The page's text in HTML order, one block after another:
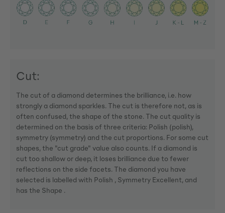
Cut:
The cut of a diamond determines the brilliance, i.e. how
strongly a diamond sparkles. The cut is therefore not, as is
often confused, the shape of the stone. The cut quality is
determined on the basis of three criteria: Polish (polish),
symmetry (symmetry) and the cut proportions. For some cut
shapes, the "cut grade" value also counts. If a diamond is
cut too shallow or deep, it loses brilliance due to fewer
reflections on the side facets. The diamond you have
selected is labelled with Polish , Symmetry Excellent, and
has the Shape .